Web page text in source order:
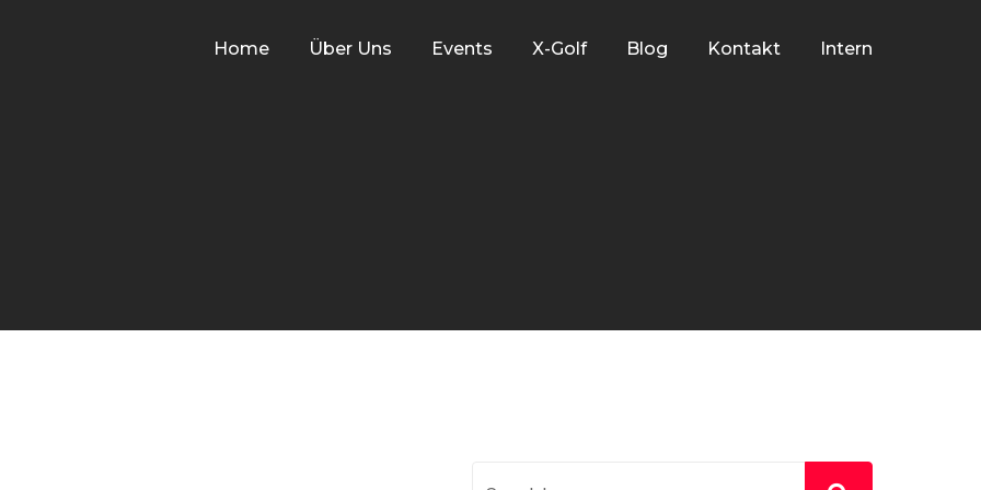
Home Über Uns Events X-Golf Blog Kontakt Intern